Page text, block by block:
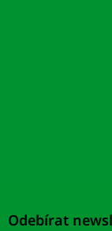
Odebírat